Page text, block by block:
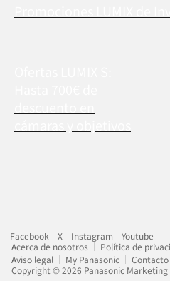
Facebook X Instagram
Youtube
Acerca de nosotros
Política de
Aviso legal
My Panasonic Contacto
Copyright © 2026 Panasonic Marketing